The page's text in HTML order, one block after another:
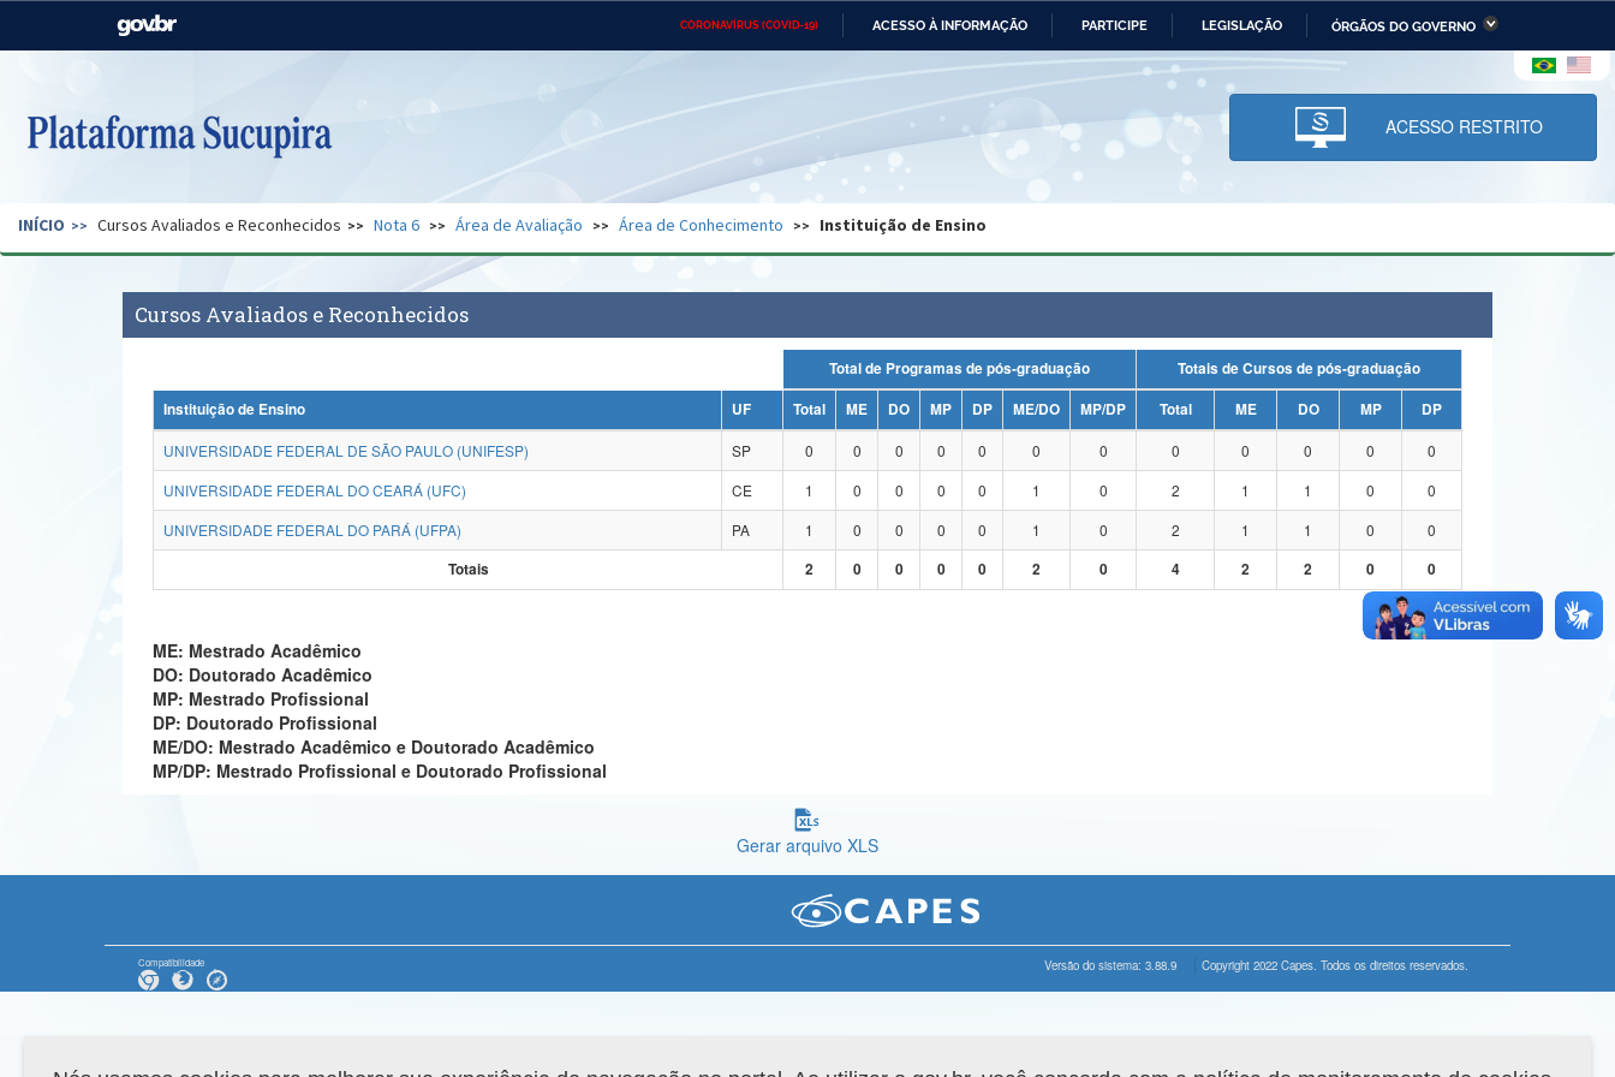
CORONAVÍRUS (COVID-19) ACESSO À INFORMAÇÃO PARTICIPE LEGISLAÇÃO ÓRGÃOS DO GOVERNO
Casa Civil Ministério das Relações Ministério da Economia Ministério da Infraestrutura
Pecuária e Abastecimento
Ministério da Ciência,
Tecnologia, Inovações e
Comunicações
Ministério do Desenvolvimento
Regional e dos Direitos Humanos
Secretaria de Governo Gabinete de Segurança Advocacia-Geral da União Banco Central do Brasil Planalto
ACESSO RESTRITO
INÍCIO Cursos Avaliados e Reconhecidos Nota 6 Área de Avaliação Área de Conhecimento Instituição de Ensino
Cursos Avaliados e Reconhecidos
Total de Programas de pós-graduação
Totais de Cursos de pós-graduação
Instituição de Ensino
UF Total ME DO MP DP ME/DO MP/DP Total ME DO MP
DP
UNIVERSIDADE FEDERAL DE SÃO PAULO (UNIFESP)
SP 0 0 0 0 0 0 0 0 0 0 0
0
UNIVERSIDADE FEDERAL DO CEARÁ (UFC)
CE 1 0 0 0 0 1 0 2 1 1 0
0
UNIVERSIDADE FEDERAL DO PARÁ (UFPA)
PA 1 0 0 0 0 1 0 2 1 1 0
0
Totais
2 0 0 0 0 2 0 4 2 2 0 0
ME: Mestrado Acadêmico
DO: Doutorado Acadêmico
MP: Mestrado Profissional
DP: Doutorado Profissional
ME/DO: Mestrado Acadêmico e Doutorado Acadêmico
MP/DP: Mestrado Profissional e Doutorado Profissional
Gerar arquivo XLS
Compatibilidade Versão do sistema: 3.88.9 Copyright 2022 Capes. Todos os direitos reservados.